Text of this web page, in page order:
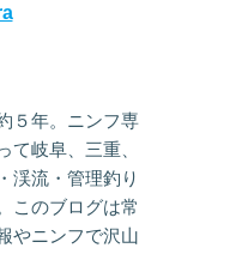
５年。ニンフ専
て岐阜、三重、
渓流・管理釣り
このブログは常
やニンフで沢山